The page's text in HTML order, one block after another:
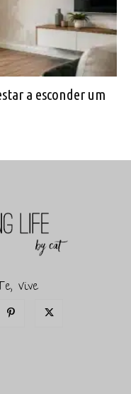
a esconder um
Vive